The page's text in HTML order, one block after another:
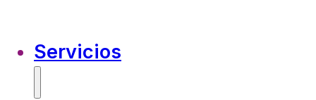
Servicios